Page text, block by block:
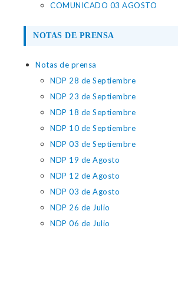
COMUNICADO 03 AGOSTO
NOTAS DE PRENSA
Notas de prensa
NDP 28 de Septiembre
NDP 23 de Septiembre
NDP 18 de Septiembre
NDP 10 de Septiembre
NDP 03 de Septiembre
NDP 19 de Agosto
NDP 12 de Agosto
NDP 03 de Agosto
NDP 26 de Julio
NDP 06 de Julio